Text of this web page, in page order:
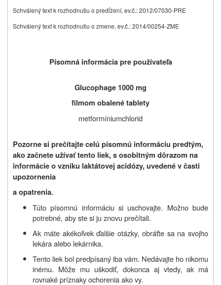
Schválený text k rozhodnutiu o predĺžení, ev.č.: 2012/07030-PRE
Schválený text k rozhodnutiu o zmene, ev.č.: 2014/00254-ZME
Písomná informácia pre používateľa
Glucophage 1000 mg
filmom obalené tablety
metformíniumchlorid
Pozorne si prečítajte celú písomnú informáciu predtým,
ako začnete užívať tento liek,s osobitným dôrazom na
informácie o vzniku laktátovej acidózy, uvedené v časti
upozornenia
a opatrenia.
Túto písomnú informáciu si uschovajte. Možno bude
potrebné, aby ste si ju znovu prečítali.
Ak máte akékoľvek ďalšie otázky, obráťte sa na svojho
lekára alebo lekárnika.
Tento liek bol predpísaný iba vám. Nedávajte ho nikomu
inému. Môže mu uškodiť, dokonca aj vtedy, ak má
rovnaké príznaky ochorenia ako vy.